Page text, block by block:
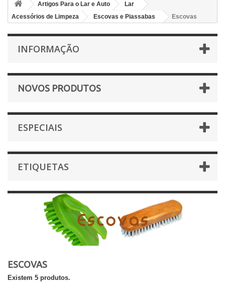
Artigos Para o Lar e Auto
Lar
Acessórios de Limpeza
Escovas e Piassabas Escovas
INFORMAÇÃO
NOVOS PRODUTOS
ESPECIAIS
ETIQUETAS
ESCOVAS
Existem 5 produtos.